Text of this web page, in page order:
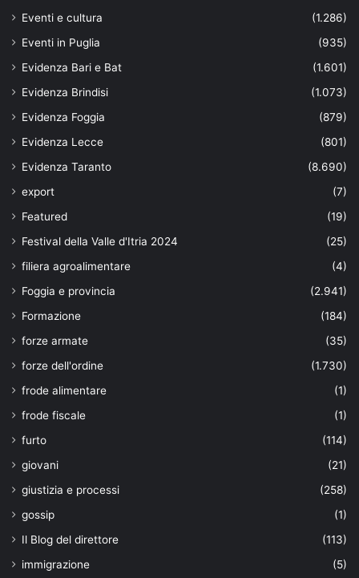
Eventi e cultura
(1.286)
Eventi in Puglia
(935)
Evidenza Bari e Bat
(1.601)
Evidenza Brindisi
(1.073)
Evidenza Foggia
(879)
Evidenza Lecce
(801)
Evidenza Taranto
(8.690)
export
(7)
Featured
(19)
Festival della Valle d'Itria 2024
(25)
filiera agroalimentare
(4)
Foggia e provincia
(2.941)
Formazione
(184)
forze armate
(35)
forze dell'ordine
(1.730)
frode alimentare
(1)
frode fiscale
(1)
furto
(114)
giovani
(21)
giustizia e processi
(258)
gossip
(1)
Il Blog del direttore
(113)
immigrazione
(5)